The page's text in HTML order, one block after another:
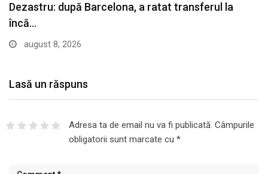
Live Video&Text | UTA – Rapid, LIVE VIDEO,…
august 7, 2026
Lasă un răspuns
Adresa ta de email nu va fi publicată. Câmpurile
obligatorii sunt marcate cu *